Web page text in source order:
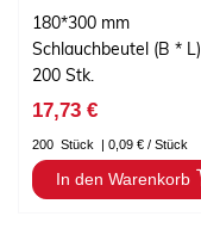
180*300 mm
Schlauchbeutel (B * L)
200 Stk.
17,73 €
200 Stück | 0,09 € / Stück
In den Warenkorb